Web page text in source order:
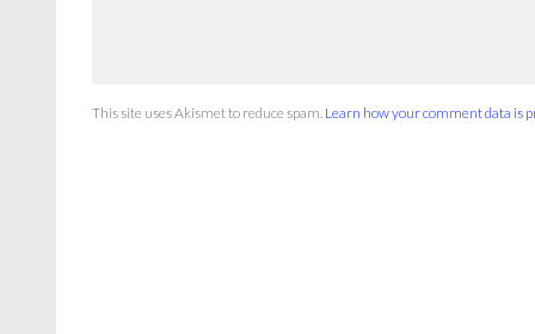
This site uses Akismet to reduce spam. Learn how your comment data is